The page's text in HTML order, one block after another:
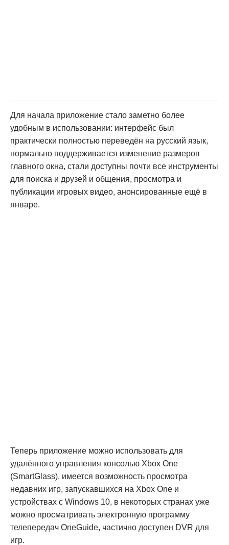
Для начала приложение стало заметно более
удобным в использовании: интерфейс был
практически полностью переведён на русский язык,
нормально поддерживается изменение размеров
главного окна, стали доступны почти все инструменты
для поиска и друзей и общения, просмотра и
публикации игровых видео, анонсированные ещё в
январе.
Теперь приложение можно использовать для
удалённого управления консолью Xbox One
(SmartGlass), имеется возможность просмотра
недавних игр, запускавшихся на Xbox One и
устройствах с Windows 10, в некоторых странах уже
можно просматривать электронную программу
телепередач OneGuide, частично доступен DVR для
игр.